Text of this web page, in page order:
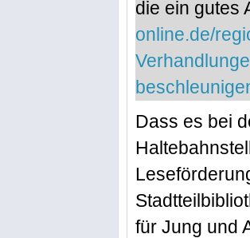
die ein gutes
online.de/
Dass es bei
für Jung und